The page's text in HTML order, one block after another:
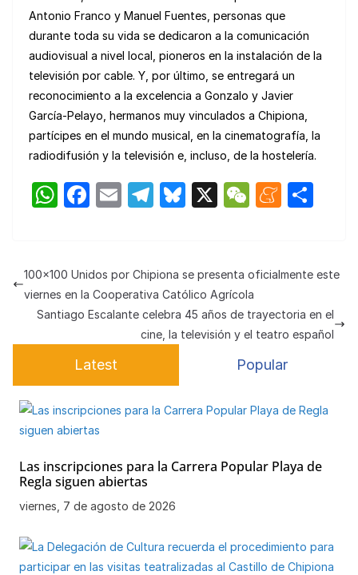
Antonio Franco y Manuel Fuentes, personas que
durante toda su vida se dedicaron a la comunicación
audiovisual a nivel local, pioneros en la instalación de la
televisión por cable. Y, por último, se entregará un
reconocimiento a la excelencia a Gonzalo y Javier
García-Pelayo, hermanos muy vinculados a Chipiona,
partícipes en el mundo musical, en la cinematografía, la
radiodifusión y la televisión e, incluso, de la hostelería.
W
s
A
p
p
F
e
b
o
o
k
E
T
gr
a
m
Bl
s
k
y
X
W
h
at
M
e
m
e
p
tir
100×100 Unidos por Chipiona se presenta oficialmente este
viernes en la Cooperativa Católico Agrícola
Santiago Escalante celebra 45 años de trayectoria en el
cine, la televisión y el teatro español
Latest Popular
Las inscripciones para la Carrera Popular Playa de
Regla siguen abiertas
viernes, 7 de agosto de 2026